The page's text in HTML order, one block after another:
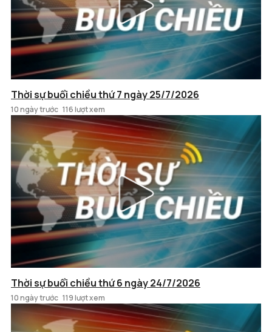
Thời sự buổi chiều thứ 7 ngày 25/7/2026
10 ngày trước 116 lượt xem
Thời sự buổi chiều thứ 6 ngày 24/7/2026
10 ngày trước 119 lượt xem